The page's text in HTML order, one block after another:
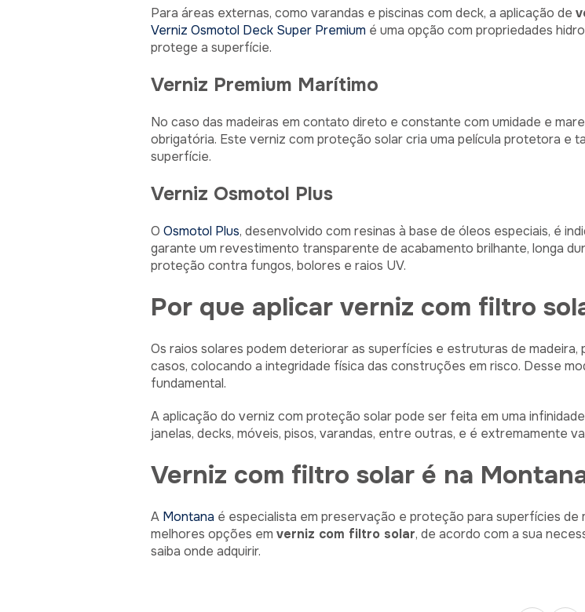
Para áreas externas, como varandas e piscinas com deck, a aplicação de
Verniz Osmotol Deck Super Premium é uma opção com propriedades
protege a superfície.
Verniz Premium Marítimo
No caso das madeiras em contato direto e constante com umidade e
obrigatória. Este verniz com proteção solar cria uma película protetora e
superfície.
Verniz Osmotol Plus
O Osmotol Plus, desenvolvido com resinas à base de óleos especiais, é
garante um revestimento transparente de acabamento brilhante, longa
proteção contra fungos, bolores e raios UV.
Por que aplicar verniz com filtro
Os raios solares podem deteriorar as superfícies e estruturas de
casos, colocando a integridade física das construções em risco. Desse
fundamental.
A aplicação do verniz com proteção solar pode ser feita em uma
janelas, decks, móveis, pisos, varandas, entre outras, e é extremamente
Verniz com filtro solar é na
A Montana é especialista em preservação e proteção para superfícies
melhores opções em verniz com filtro solar, de acordo com a sua
saiba onde adquirir.